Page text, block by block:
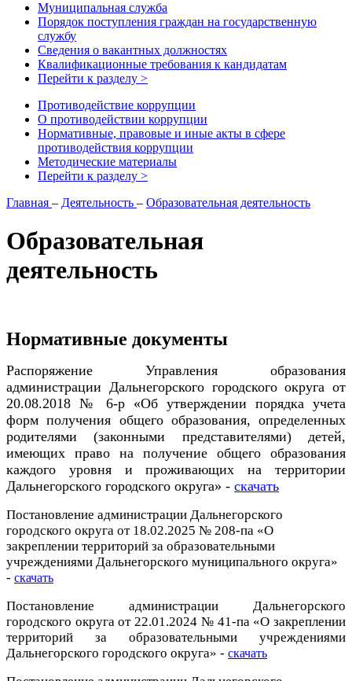
Муниципальная служба
Порядок поступления граждан на государственную
службу
Сведения о вакантных должностях
Квалификационные требования к кандидатам
Перейти к разделу >
Противодействие коррупции
О противодействии коррупции
Нормативные, правовые и иные акты в сфере
противодействия коррупции
Методические материалы
Перейти к разделу >
Главная – Деятельность – Образовательная деятельность
Образовательная
деятельность
Нормативные документы
Распоряжение Управления образования
администрации Дальнегорского городского округа от
20.08.2018 № 6-р «Об утверждении порядка учета
форм получения общего образования, определенных
родителями (законными представителями) детей,
имеющих право на получение общего образования
каждого уровня и проживающих на территории
Дальнегорского городского округа» - скачать
Постановление администрации Дальнегорского
городского округа от 18.02.2025 № 208-па «О
закреплении территорий за образовательными
учреждениями Дальнегорского муниципального округа»
- скачать
Постановление администрации Дальнегорского
городского округа от 22.01.2024 № 41-па «О закреплении
территорий за образовательными учреждениями
Дальнегорского городского округа» - скачать